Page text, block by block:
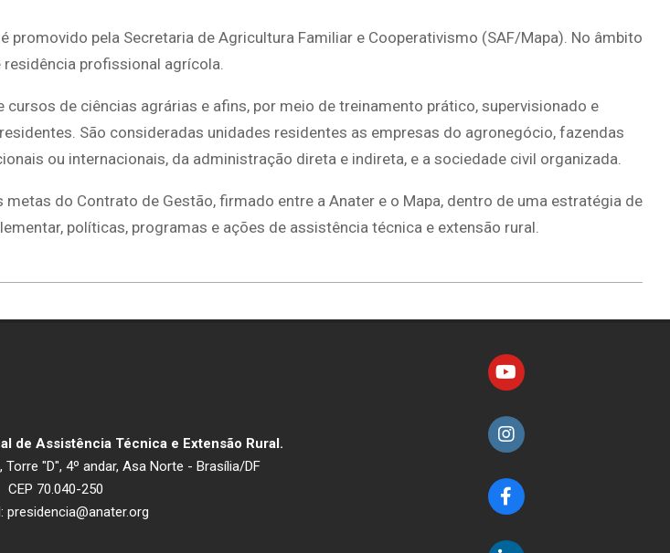
pela Secretaria de Agricultura Familiar e Cooperativismo (SAF/Mapa). No âmbito
residência profissional agrícola.
de ciências agrárias e afins, por meio de treinamento prático, supervisionado e
São consideradas unidades residentes as empresas do agronegócio, fazendas
ou internacionais, da administração direta e indireta, e a sociedade civil organizada.
do Contrato de Gestão, firmado entre a Anater e o Mapa, dentro de uma estratégia de
políticas, programas e ações de assistência técnica e extensão rural.
de Assistência Técnica e Extensão Rural.
Torre "D", 4º andar, Asa Norte - Brasília/DF
CEP 70.040-250
presidencia@anater.org